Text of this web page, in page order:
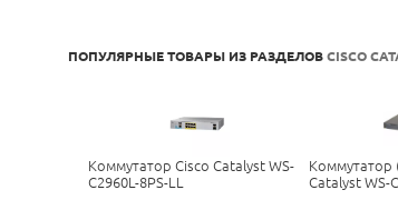
ПОПУЛЯРНЫЕ ТОВАРЫ ИЗ РАЗДЕЛОВ CISCO
Коммутатор Cisco Catalyst WS-
C2960L-8PS-LL
Коммутатор
Catalyst WS-